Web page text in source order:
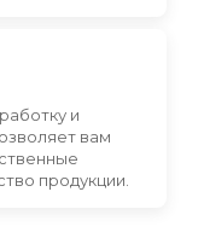
и
вам
продукции.